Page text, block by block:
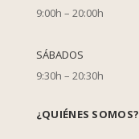
9:00h – 20:00h
SÁBADOS
9:30h – 20:30h
¿QUIÉNES SOMOS?